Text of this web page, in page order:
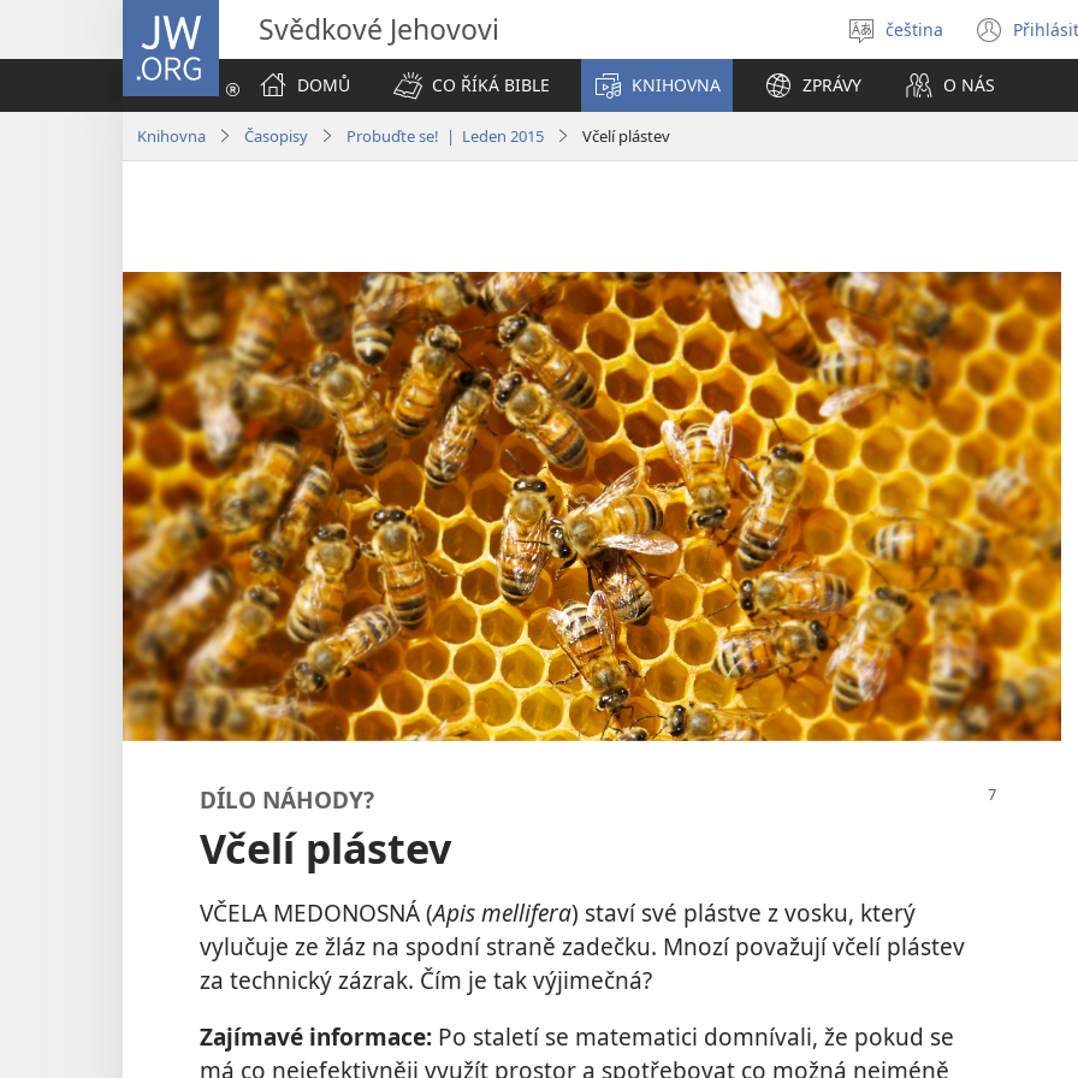
JW.ORG Svědkové Jehovovi
Vybrat
jazyk
čeština
nové
DOMŮ
CO ŘÍKÁ BIBLE KNIHOVNA ZPRÁVY O NÁS
Knihovna Časopisy Probuďte se! | Leden 2015 Včelí plástev
DÍLO NÁHODY?
Včelí plástev
VČELA MEDONOSNÁ (Apis mellifera) staví své plástve z vosku, který
vylučuje ze žláz na spodní straně zadečku. Mnozí považují včelí plástev
za technický zázrak. Čím je tak výjimečná?
Zajímavé informace: Po staletí se matematici domnívali, že pokud se
má co nejefektivněji využít prostor a spotřebovat co možná nejméně